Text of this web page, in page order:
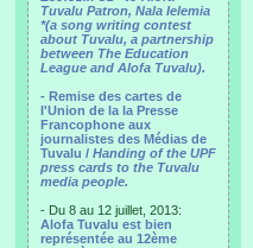
Tuvalu Patron, Nala Ielemia
*(a song writing contest
about Tuvalu, a partnership
between The Education
League and Alofa Tuvalu).
- Remise des cartes de
l'Union de la la Presse
Francophone aux
journalistes des Médias de
Tuvalu / Handing of the UPF
press cards to the Tuvalu
media people.
- Du 8 au 12 juillet, 2013:
Alofa Tuvalu est bien
représentée au 12ème